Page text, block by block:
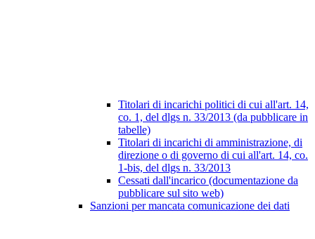
Titolari di incarichi politici di cui all'art. 14,
co. 1, del dlgs n. 33/2013 (da pubblicare in
tabelle)
Titolari di incarichi di amministrazione, di
direzione o di governo di cui all'art. 14, co.
1-bis, del dlgs n. 33/2013
Cessati dall'incarico (documentazione da
pubblicare sul sito web)
Sanzioni per mancata comunicazione dei dati